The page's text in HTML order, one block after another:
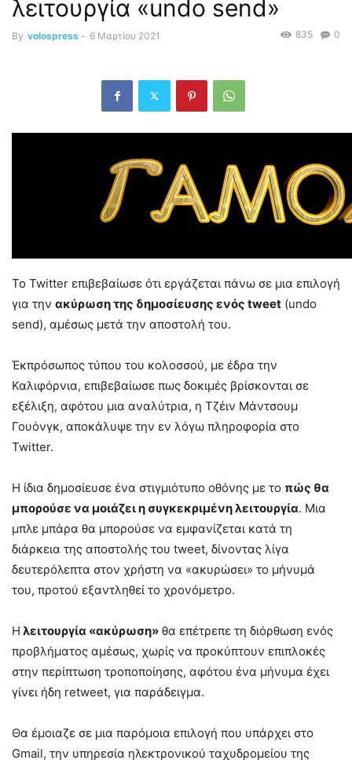
λειτουργία «undo send»
By volospress - 6 Μαρτίου 2021 0
835
Το Twitter επιβεβαίωσε ότι εργάζεται πάνω σε μια επιλογή
για την ακύρωση της δημοσίευσης ενός tweet (undo
send), αμέσως μετά την αποστολή του.
Έκπρόσωπος τύπου του κολοσσού, με έδρα την
Καλιφόρνια, επιβεβαίωσε πως δοκιμές βρίσκονται σε
εξέλιξη, αφότου μια αναλύτρια, η Τζέιν Μάντσουμ
Γουόνγκ, αποκάλυψε την εν λόγω πληροφορία στο
Twitter.
Η ίδια δημοσίευσε ένα στιγμιότυπο οθόνης με το πώς θα
μπορούσε να μοιάζει η συγκεκριμένη λειτουργία. Μια
μπλε μπάρα θα μπορούσε να εμφανίζεται κατά τη
διάρκεια της αποστολής του tweet, δίνοντας λίγα
δευτερόλεπτα στον χρήστη να «ακυρώσει» το μήνυμά
του, προτού εξαντληθεί το χρονόμετρο.
Η λειτουργία «ακύρωση» θα επέτρεπε τη διόρθωση ενός
προβλήματος αμέσως, χωρίς να προκύπτουν επιπλοκές
στην περίπτωση τροποποίησης, αφότου ένα μήνυμα έχει
γίνει ήδη retweet, για παράδειγμα.
Θα έμοιαζε σε μια παρόμοια επιλογή που υπάρχει στο
Gmail, την υπηρεσία ηλεκτρονικού ταχυδρομείου της